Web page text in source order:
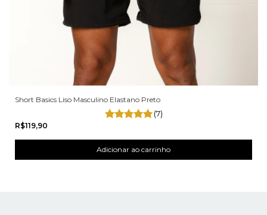
Short Basics Liso Masculino Elastano Preto
(7)
R$119,90